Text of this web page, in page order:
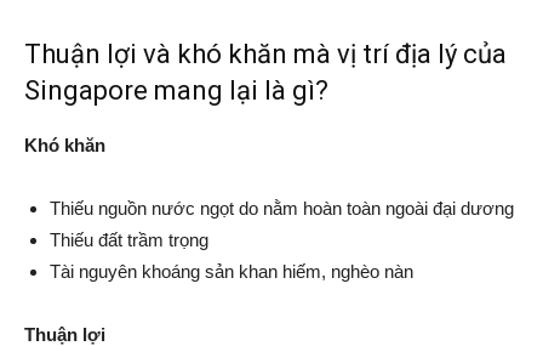
Thuận lợi và khó khăn mà vị trí địa lý của
Singapore mang lại là gì?
Khó khăn
Thiếu nguồn nước ngọt do nằm hoàn toàn ngoài đại dương
Thiếu đất trầm trọng
Tài nguyên khoáng sản khan hiếm, nghèo nàn
Thuận lợi